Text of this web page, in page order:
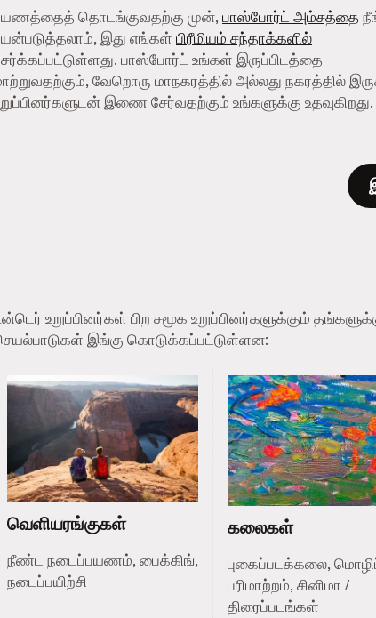
தொடங்குவதற்கு முன், பாஸ்போர்ட் அம்சத்தை
இது எங்கள் பிரீமியம் சந்தாக்களில்
பாஸ்போர்ட் உங்கள் இருப்பிடத்தை
வேறொரு மாநகரத்தில் அல்லது நகரத்தில்
இணை சேர்வதற்கும் உங்களுக்கு உதவுகிறது.
உறுப்பினர்கள் பிற சமூக உறுப்பினர்களுக்கும்
இங்கு கொடுக்கப்பட்டுள்ளன:
வெளியரங்குகள்
நீண்ட நடைப்பயணம், பைக்கிங்,
நடைப்பயிற்சி
கலைகள்
புகைப்படக்கலை,
பரிமாற்றம், சினிமா /
திரைப்படங்கள்